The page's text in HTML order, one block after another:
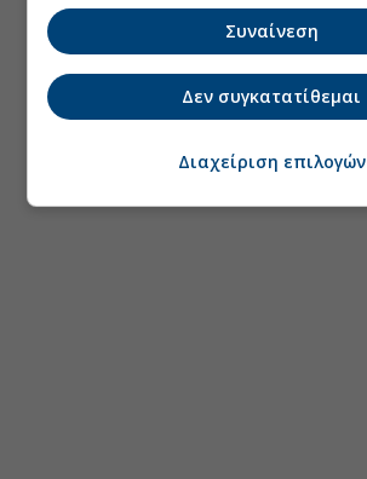
Συναίνεση
Δεν συγκατατίθεμαι
Διαχείριση επιλογών